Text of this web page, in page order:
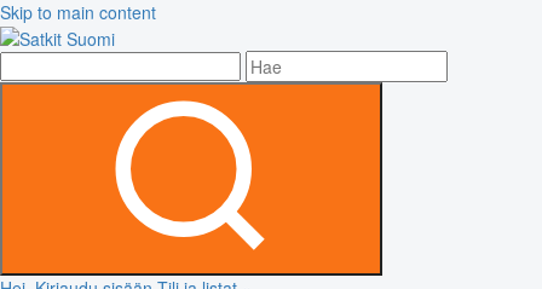
Skip to main content